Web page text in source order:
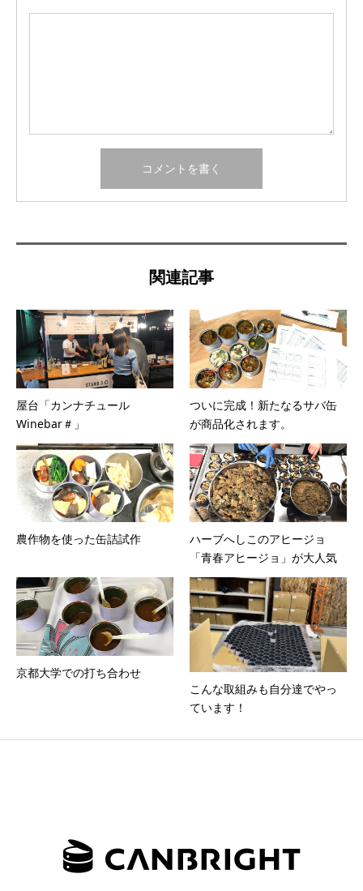
関連記事
屋台「カンナチュール
Winebar＃」
ついに完成！新たなるサバ缶
が商品化されます。
農作物を使った缶詰試作
ハーブへしこのアヒージョ
「青春アヒージョ」が大人気
京都大学での打ち合わせ
こんな取組みも自分達でやっ
ています！